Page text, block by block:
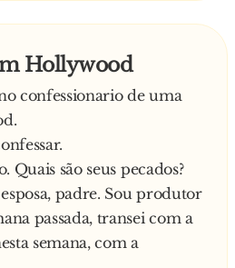
Hollywood
confessionario de uma
Quais são seus pecados?
padre. Sou produtor
passada, transei com a
semana, com a